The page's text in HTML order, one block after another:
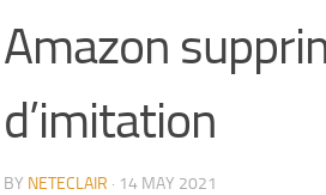
Amazon
d’imitation
BY NETECLAIR · 14 MAY 2021